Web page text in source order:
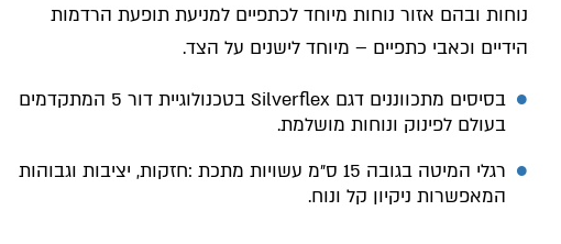
נוחות ובהם אזור נוחות מיוחד לכתפיים למניעת תופעת הרדמות
הידיים וכאבי כתפיים – מיוחד לישנים על הצד.
בסיסים מתכווננים דגם Silverflex
בטכנולוגיית דור 5 המתקדמים
בעולם לפינוק ונוחות מושלמת.
רגלי המיטה בגובה 15 ס״מ עשויות מתכת :חזקות, יציבות וגבוהות
המאפשרות ניקיון קל ונוח.